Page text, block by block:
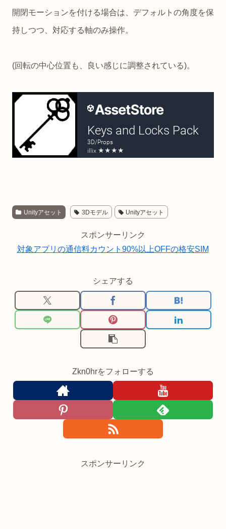
開閉モーションを付ける場合は、デフォルトの角度を保
持しつつ、対応する軸のみ操作。
(回転の中心位置も、良い感じに調整されている)。
Unityアセット 3Dモデル Unityアセット
スポンサーリンク
対象アプリの通信料カウント90%以上OFFの格安SIM
シェアする
Zkn0hrをフォローする
スポンサーリンク